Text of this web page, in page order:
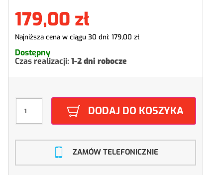
179,00 zł
Najniższa cena w ciągu 30 dni: 179,00 zł
Dostępny
Czas realizacji: 1-2 dni robocze
DODAJ DO KOSZYKA
ZAMÓW TELEFONICZNIE